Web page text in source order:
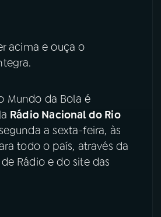
acima e ouça o
Mundo da Bola é
Rádio Nacional do Rio
a sexta-feira, às
todo o país, através da
Rádio e do site das